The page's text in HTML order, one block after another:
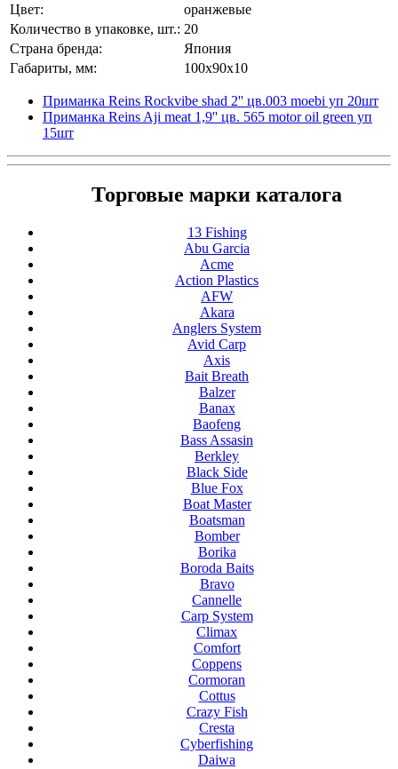
Цвет:
оранжевые
Количество в упаковке, шт.: 20
Страна бренда:
Япония
Габариты, мм:
100x90x10
Приманка Reins Rockvibe shad 2'' цв.003 moebi уп 20шт
Приманка Reins Aji meat 1,9'' цв. 565 motor oil green уп
15шт
Торговые марки каталога
13 Fishing
Abu Garcia
Acme
Action Plastics
AFW
Akara
Anglers System
Avid Carp
Axis
Bait Breath
Balzer
Banax
Baofeng
Bass Assasin
Berkley
Black Side
Blue Fox
Boat Master
Boatsman
Bomber
Borika
Boroda Baits
Bravo
Cannelle
Carp System
Climax
Comfort
Coppens
Cormoran
Cottus
Crazy Fish
Cresta
Cyberfishing
Daiwa